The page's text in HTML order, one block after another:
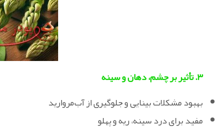
۳. تأثیر بر چشم، دهان و سینه
بهبود مشکلات بینایی و جلوگیری از آب‌مروارید
مفید برای درد سینه، ریه و پهلو